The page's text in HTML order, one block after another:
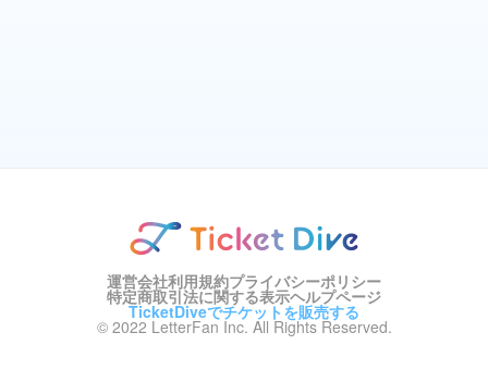
運営会社利用規約プライバシーポリシー
特定商取引法に関する表示ヘルプページ
TicketDiveでチケットを販売する
© 2022 LetterFan Inc. All Rights Reserved.